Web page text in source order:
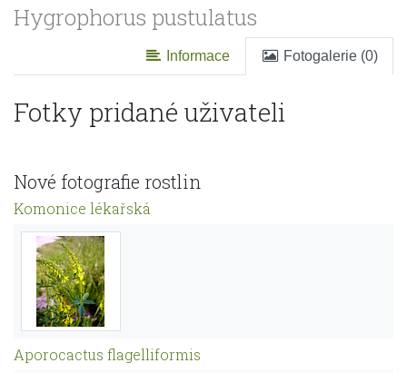
Hygrophorus pustulatus
Informace Fotogalerie (0)
Fotky pridané uživateli
Nové fotografie rostlin
Komonice lékařská
Aporocactus flagelliformis